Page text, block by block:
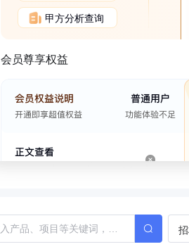
甲方分析查询
会员尊享权益